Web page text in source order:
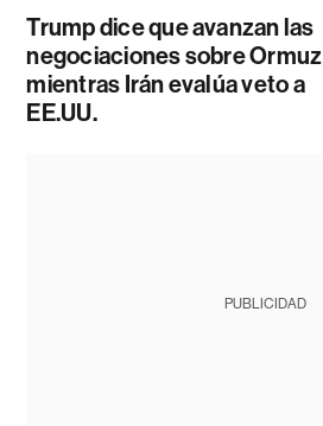
Trump dice que avanzan las
negociaciones sobre Ormuz
mientras Irán evalúa veto a
EE.UU.
PUBLICIDAD